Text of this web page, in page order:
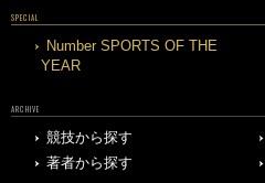
SPECIAL
Number SPORTS OF THE
YEAR
ARCHIVE
競技から探す
著者から探す